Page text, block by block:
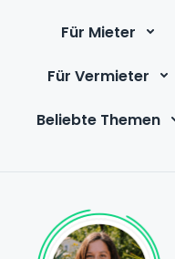
Für Mieter
Für Vermieter
Beliebte Themen